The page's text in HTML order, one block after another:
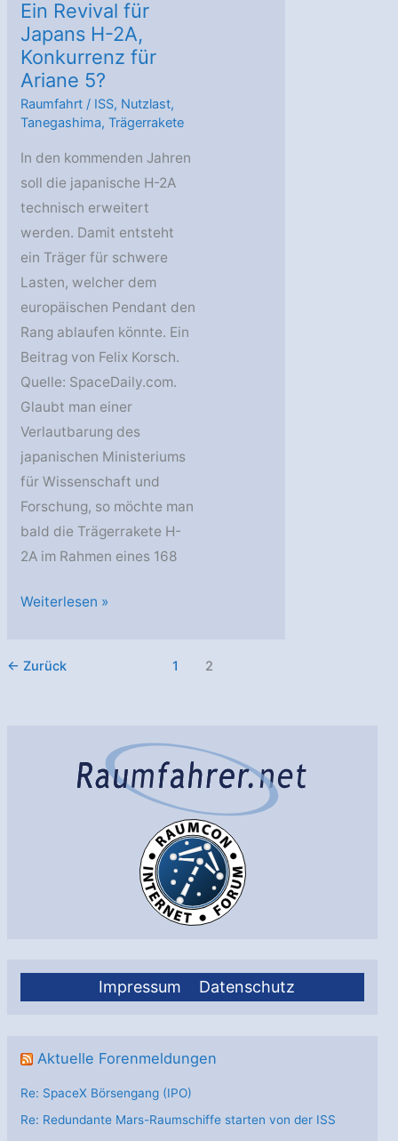
Impressum Datenschutz
Aktuelle Forenmeldungen
Re: SpaceX Börsengang (IPO)
Re: Redundante Mars-Raumschiffe starten von der ISS
Ein Revival für
Japans H-2A,
Konkurrenz für
Ariane 5?
Raumfahrt / ISS, Nutzlast,
Tanegashima,Trägerrakete
In den kommenden Jahren
soll die japanische H-2A
technisch erweitert
werden. Damit entsteht
ein Träger für schwere
Lasten, welcher dem
europäischen Pendant den
Rang ablaufen könnte. Ein
Beitrag von Felix Korsch.
Quelle: SpaceDaily.com.
Glaubt man einer
Verlautbarung des
japanischen Ministeriums
für Wissenschaft und
Forschung, so möchte man
bald die Trägerrakete H-
2A im Rahmen eines 168
Ein
Japans
Weiterlesen »
← Zurück 1 2